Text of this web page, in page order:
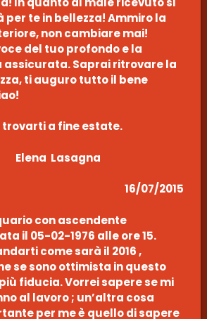
te in bellezza! Ammiro la
non cambiare mai!
del tuo profondo e la
Saprai ritrovare la
ti auguro tutto il bene
trovarti a fine estate.
Elena Lasagna
16/07/2015
con ascendente
il 05-02-1976 alle ore 15.
come sarà il 2016 ,
se sono ottimista in questo
più fiducia. Vorrei sapere se mi
al lavoro ; un’altra cosa
per me è quello di sapere